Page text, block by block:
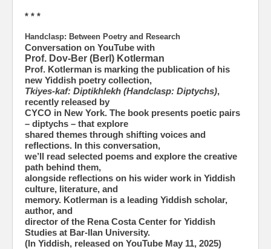
* * *
Handclasp: Between Poetry and Research
Conversation on YouTube with
Prof. Dov-Ber (Berl) Kotlerman
Prof. Kotlerman is marking the publication of his
new Yiddish poetry collection,
Tkiyes-kaf: Diptikhlekh (Handclasp: Diptychs),
recently released by
CYCO in New York. The book presents poetic pairs
– diptychs – that explore
shared themes through shifting voices and
reflections. In this conversation,
we’ll read selected poems and explore the creative
path behind them,
alongside reflections on his wider work in Yiddish
culture, literature, and
memory. Kotlerman is a leading Yiddish scholar,
author, and
director of the Rena Costa Center for Yiddish
Studies at Bar-Ilan University.
(In Yiddish, released on YouTube May 11, 2025)